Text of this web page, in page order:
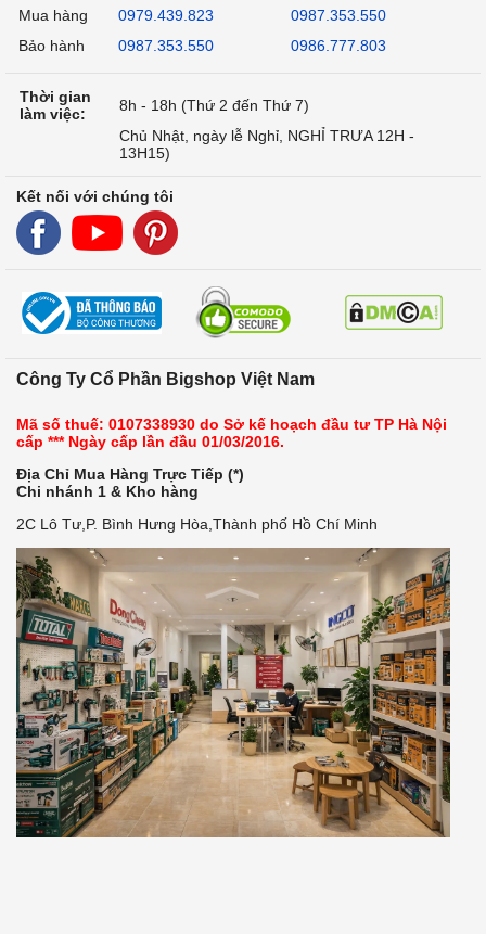
Mua hàng
0979.439.823
0987.353.550
Bảo hành
0987.353.550 0986.777.803
Thời gian
làm việc:
8h - 18h (Thứ 2 đến Thứ 7)
Chủ Nhật, ngày lễ Nghỉ, NGHỈ TRƯA 12H -
13H15)
Kết nối với chúng tôi
Công Ty Cổ Phần Bigshop Việt Nam
Mã số thuế: 0107338930 do Sở kế hoạch đầu tư TP Hà Nội
cấp *** Ngày cấp lần đầu 01/03/2016.
Địa Chỉ Mua Hàng Trực Tiếp (*)
Chi nhánh 1 & Kho hàng
2C Lô Tư,P. Bình Hưng Hòa,Thành phố Hồ Chí Minh